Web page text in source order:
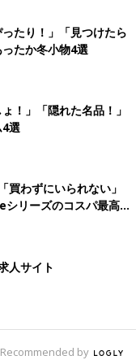
ジンラックです。こ
に330円で購入でき
にはぬいぐるみを収納
、使い勝手が良さそ
度計
たり！」「見つけたら
たか冬小物4選
！」「隠れた名品！」
選
買わずにいられない」
リーズのコスパ最高
人サイト
Recommended by